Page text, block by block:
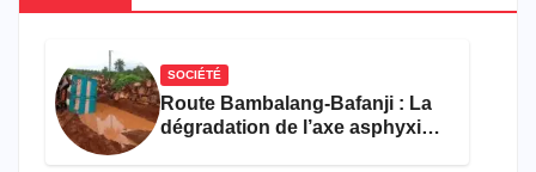
SOCIÉTÉ
Route Bambalang-Bafanji : La
dégradation de l’axe asphyxie